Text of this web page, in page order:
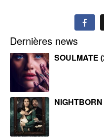
Dernières news
SOULMATE